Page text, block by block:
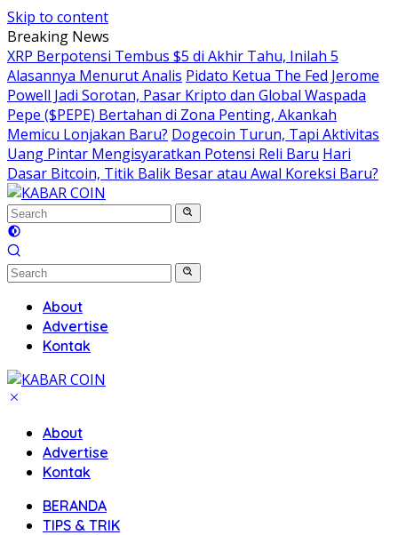
Skip to content
Breaking News
XRP Berpotensi Tembus $5 di Akhir Tahu, Inilah 5
Alasannya Menurut Analis Pidato Ketua The Fed Jerome
Powell Jadi Sorotan, Pasar Kripto dan Global Waspada
Pepe ($PEPE) Bertahan di Zona Penting, Akankah
Memicu Lonjakan Baru? Dogecoin Turun, Tapi Aktivitas
Uang Pintar Mengisyaratkan Potensi Reli Baru Hari
Dasar Bitcoin, Titik Balik Besar atau Awal Koreksi Baru?
About
Advertise
Kontak
About
Advertise
Kontak
BERANDA
TIPS & TRIK